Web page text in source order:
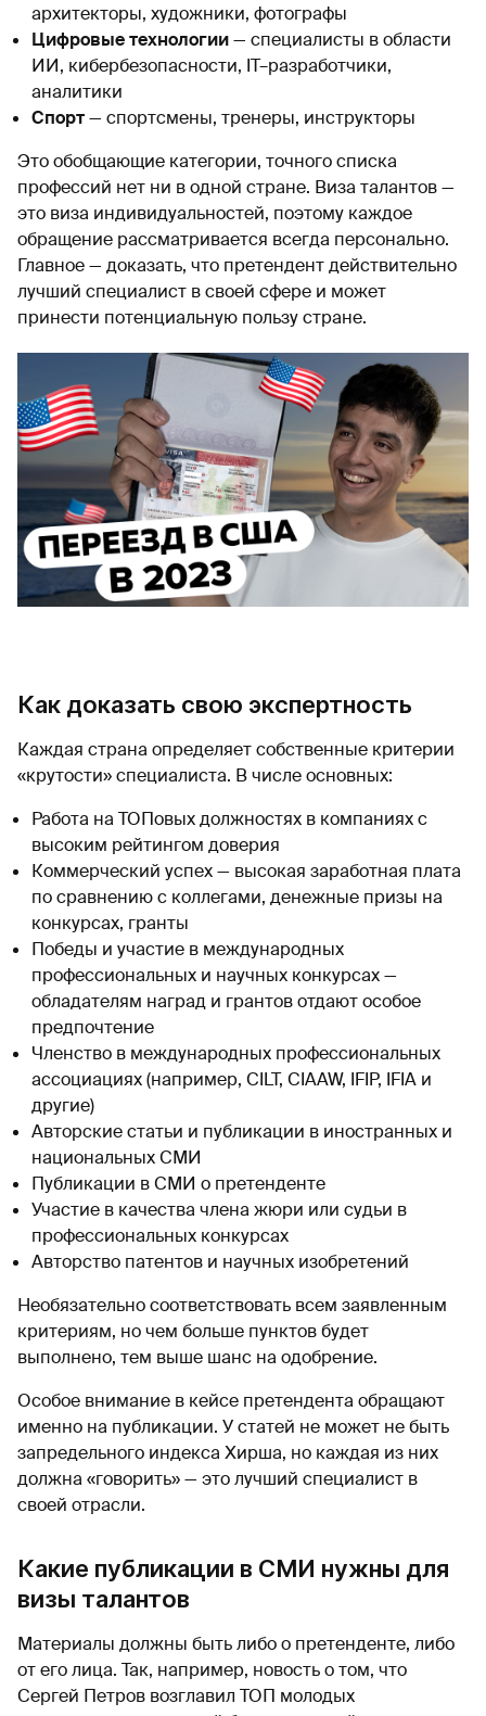
архитекторы, художники, фотографы
Цифровые технологии— специалисты в области
ИИ, кибербезопасности, IT–разработчики,
аналитики
Спорт— спортсмены, тренеры, инструкторы
Это обобщающие категории, точного списка
профессий нет ни в одной стране. Виза талантов —
это виза индивидуальностей, поэтому каждое
обращение рассматривается всегда персонально.
Главное — доказать, что претендент действительно
лучший специалист в своей сфере и может
принести потенциальную пользу стране.
Как доказать свою экспертность
Каждая страна определяет собственные критерии
«крутости» специалиста. В числе основных:
Работа на ТОПовых должностях в компаниях с
высоким рейтингом доверия
Коммерческий успех — высокая заработная плата
по сравнению с коллегами, денежные призы на
конкурсах, гранты
Победы и участие в международных
профессиональных и научных конкурсах —
обладателям наград и грантов отдают особое
предпочтение
Членство в международных профессиональных
ассоциациях (например, CILT, CIAAW, IFIP, IFIA и
другие)
Авторские статьи и публикации в иностранных и
национальных СМИ
Публикации в СМИ о претенденте
Участие в качества члена жюри или судьи в
профессиональных конкурсах
Авторство патентов и научных изобретений
Необязательно соответствовать всем заявленным
критериям, но чем больше пунктов будет
выполнено, тем выше шанс на одобрение.
Особое внимание в кейсе претендента обращают
именно на публикации. У статей не может не быть
запредельного индекса Хирша, но каждая из них
должна «говорить» — это лучший специалист в
своей отрасли.
Какие публикации в СМИ нужны для
визы талантов
Материалы должны быть либо о претенденте, либо
от его лица. Так, например, новость о том, что
Сергей Петров возглавил ТОП молодых